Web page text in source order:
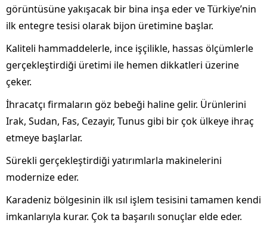
görüntüsüne yakışacak bir bina inşa eder ve Türkiye’nin
ilk entegre tesisi olarak bijon üretimine başlar.
Kaliteli hammaddelerle, ince işçilikle, hassas ölçümlerle
gerçekleştirdiği üretimi ile hemen dikkatleri üzerine
çeker.
İhracatçı firmaların göz bebeği haline gelir. Ürünlerini
Irak, Sudan, Fas, Cezayir, Tunus gibi bir çok ülkeye ihraç
etmeye başlarlar.
Sürekli gerçekleştirdiği yatırımlarla makinelerini
modernize eder.
Karadeniz bölgesinin ilk ısıl işlem tesisini tamamen kendi
imkanlarıyla kurar. Çok ta başarılı sonuçlar elde eder.